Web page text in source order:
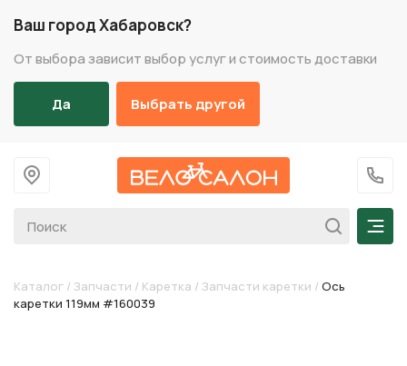
Ваш город Хабаровск?
От выбора зависит выбор услуг и стоимость доставки
Да Выбрать другой
На главную
+7
Каталог / Запчасти / Каретка / Запчасти каретки / Ось
каретки 119мм #160039